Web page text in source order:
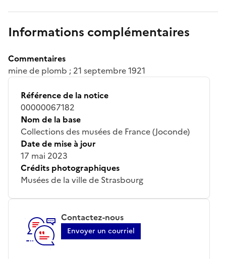
Informations complémentaires
Commentaires
mine de plomb ; 21 septembre 1921
Référence de la notice
00000067182
Nom de la base
Collections des musées de France (Joconde)
Date de mise à jour
17 mai 2023
Crédits photographiques
Musées de la ville de Strasbourg
Contactez-nous
Envoyer un courriel